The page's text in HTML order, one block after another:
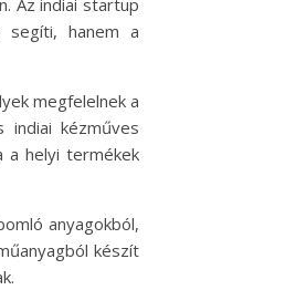
Az indiai startup
segíti, hanem a
megfelelnek a
indiai kézműves
a helyi termékek
anyagokból,
készít